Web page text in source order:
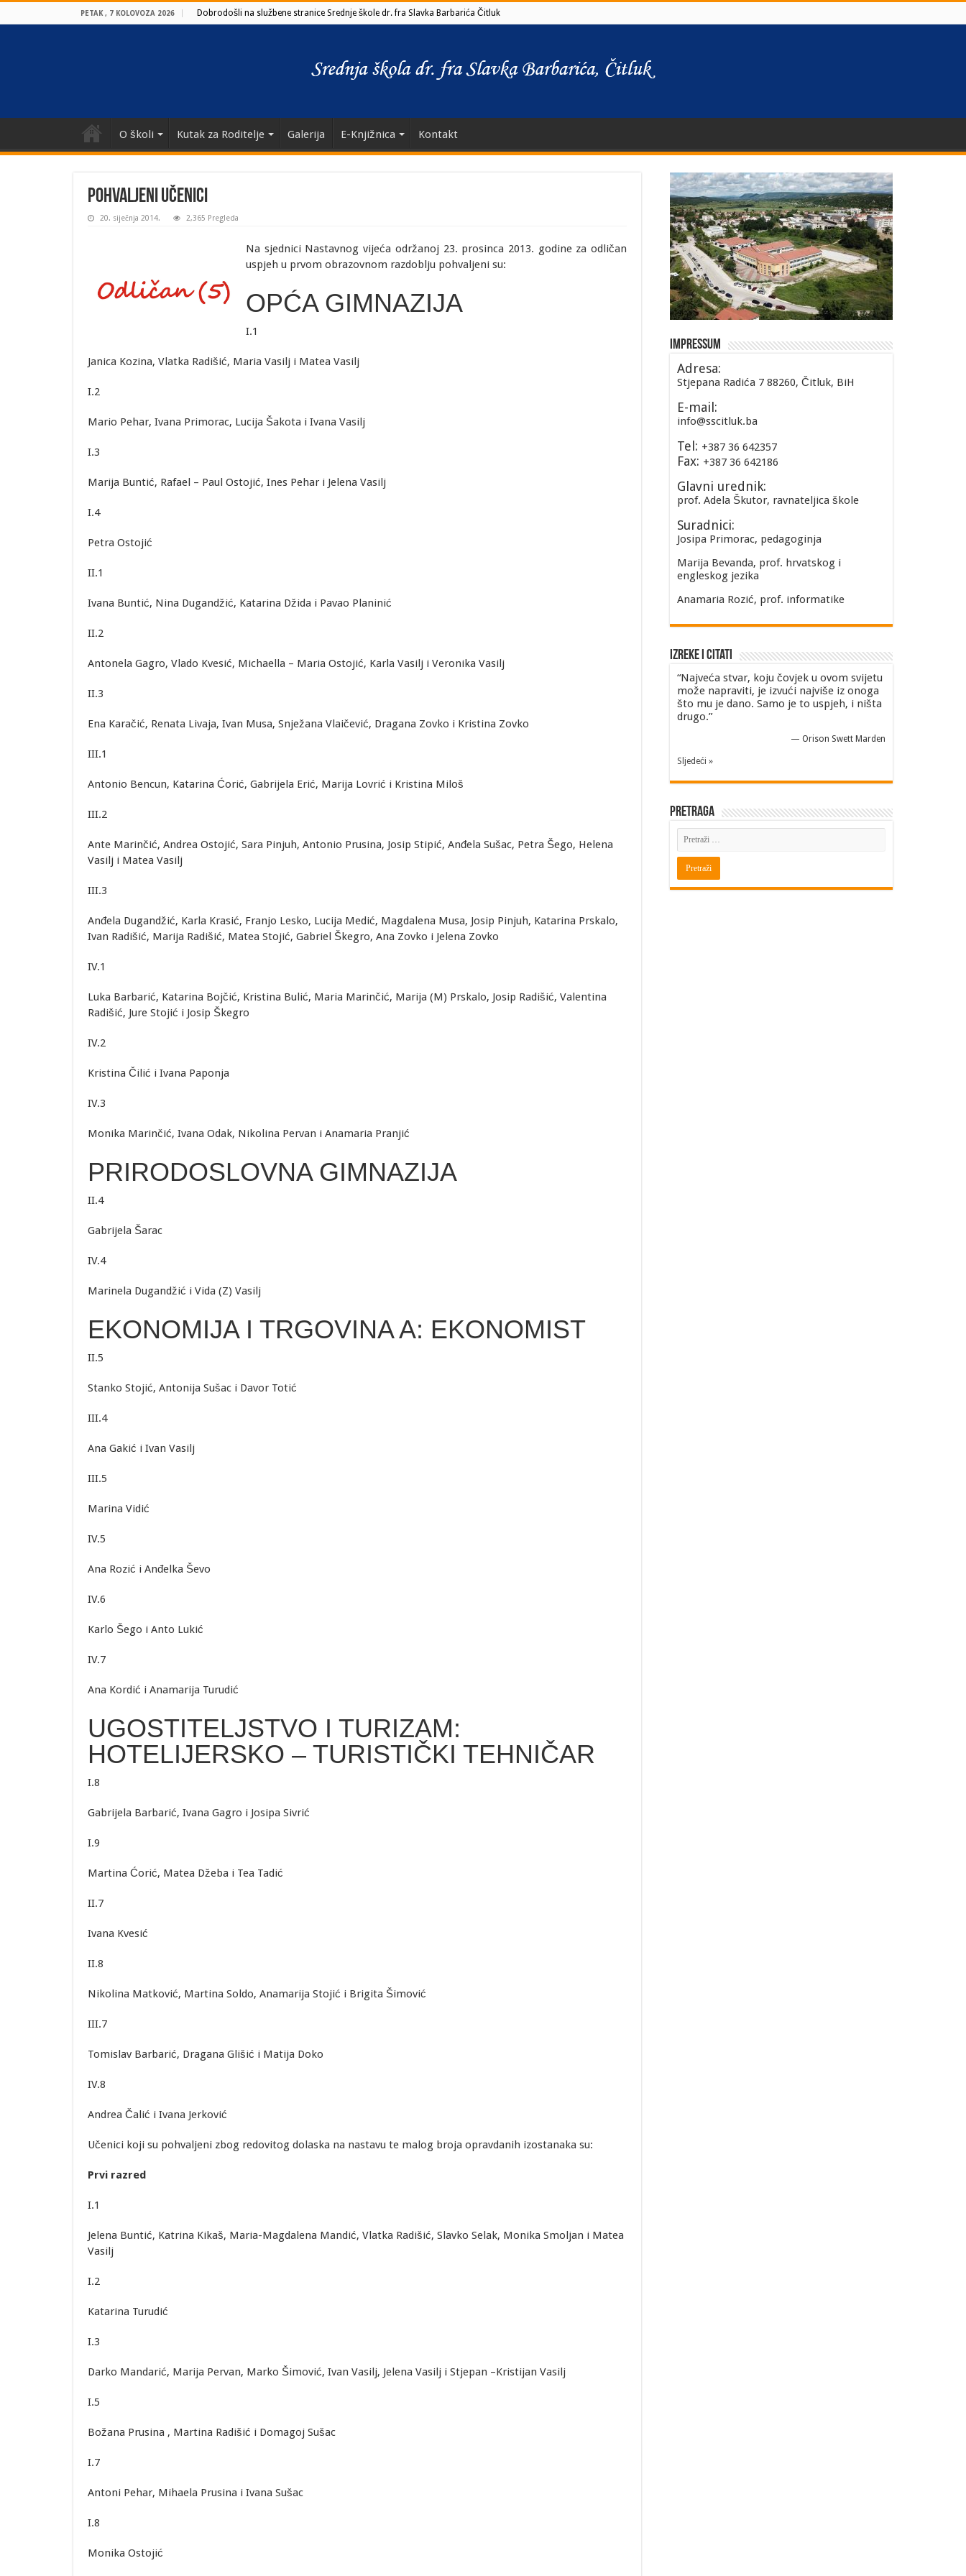
PETAK , 7 KOLOVOZA 2026 Dobrodošli na službene stranice Srednje škole dr. fra Slavka Barbarića Čitluk
O školi Kutak za Roditelje Galerija E-Knjižnica Kontakt
Pohvaljeni učenici
20. siječnja 2014. 2,365 Pregleda
Na sjednici Nastavnog vijeća održanoj 23. prosinca 2013. godine za odličan
uspjeh u prvom obrazovnom razdoblju pohvaljeni su:
OPĆA GIMNAZIJA
I.1
Janica Kozina, Vlatka Radišić, Maria Vasilj i Matea Vasilj
I.2
Mario Pehar, Ivana Primorac, Lucija Šakota i Ivana Vasilj
I.3
Marija Buntić, Rafael – Paul Ostojić, Ines Pehar i Jelena Vasilj
I.4
Petra Ostojić
II.1
Ivana Buntić, Nina Dugandžić, Katarina Džida i Pavao Planinić
II.2
Antonela Gagro, Vlado Kvesić, Michaella – Maria Ostojić, Karla Vasilj i Veronika Vasilj
II.3
Ena Karačić, Renata Livaja, Ivan Musa, Snježana Vlaičević, Dragana Zovko i Kristina Zovko
III.1
Antonio Bencun, Katarina Ćorić, Gabrijela Erić, Marija Lovrić i Kristina Miloš
III.2
Ante Marinčić, Andrea Ostojić, Sara Pinjuh, Antonio Prusina, Josip Stipić, Anđela Sušac, Petra Šego, Helena
Vasilj i Matea Vasilj
III.3
Anđela Dugandžić, Karla Krasić, Franjo Lesko, Lucija Medić, Magdalena Musa, Josip Pinjuh, Katarina Prskalo,
Ivan Radišić, Marija Radišić, Matea Stojić, Gabriel Škegro, Ana Zovko i Jelena Zovko
IV.1
Luka Barbarić, Katarina Bojčić, Kristina Bulić, Maria Marinčić, Marija (M) Prskalo, Josip Radišić, Valentina
Radišić, Jure Stojić i Josip Škegro
IV.2
Kristina Čilić i Ivana Paponja
IV.3
Monika Marinčić, Ivana Odak, Nikolina Pervan i Anamaria Pranjić
PRIRODOSLOVNA GIMNAZIJA
II.4
Gabrijela Šarac
IV.4
Marinela Dugandžić i Vida (Z) Vasilj
EKONOMIJA I TRGOVINA A: EKONOMIST
II.5
Stanko Stojić, Antonija Sušac i Davor Totić
III.4
Ana Gakić i Ivan Vasilj
III.5
Marina Vidić
IV.5
Ana Rozić i Anđelka Ševo
IV.6
Karlo Šego i Anto Lukić
IV.7
Ana Kordić i Anamarija Turudić
UGOSTITELJSTVO I TURIZAM:
HOTELIJERSKO – TURISTIČKI TEHNIČAR
I.8
Gabrijela Barbarić, Ivana Gagro i Josipa Sivrić
I.9
Martina Ćorić, Matea Džeba i Tea Tadić
II.7
Ivana Kvesić
II.8
Nikolina Matković, Martina Soldo, Anamarija Stojić i Brigita Šimović
III.7
Tomislav Barbarić, Dragana Glišić i Matija Doko
IV.8
Andrea Čalić i Ivana Jerković
Učenici koji su pohvaljeni zbog redovitog dolaska na nastavu te malog broja opravdanih izostanaka su:
Prvi razred
I.1
Jelena Buntić, Katrina Kikaš, Maria-Magdalena Mandić, Vlatka Radišić, Slavko Selak, Monika Smoljan i Matea
Vasilj
I.2
Katarina Turudić
I.3
Darko Mandarić, Marija Pervan, Marko Šimović, Ivan Vasilj, Jelena Vasilj i Stjepan –Kristijan Vasilj
I.5
Božana Prusina , Martina Radišić i Domagoj Sušac
I.7
Antoni Pehar, Mihaela Prusina i Ivana Sušac
I.8
Monika Ostojić
Impressum
Adresa:
Stjepana Radića 7 88260, Čitluk, BiH
E-mail:
info@sscitluk.ba
Tel: +387 36 642357
Fax: +387 36 642186
Glavni urednik:
prof. Adela Škutor, ravnateljica škole
Suradnici:
Josipa Primorac, pedagoginja
Marija Bevanda, prof. hrvatskog i
engleskog jezika
Anamaria Rozić, prof. informatike
Izreke i Citati
“Najveća stvar, koju čovjek u ovom svijetu
može napraviti, je izvući najviše iz onoga
što mu je dano. Samo je to uspjeh, i ništa
drugo.”
— Orison Swett Marden
Sljedeći »
Pretraga